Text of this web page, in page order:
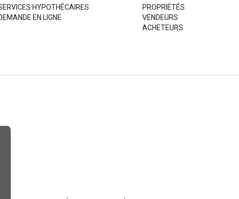
HYPOTHÉCAIRES
EN LIGNE
PROPRIÉTÉS
VENDEURS
ACHETEURS